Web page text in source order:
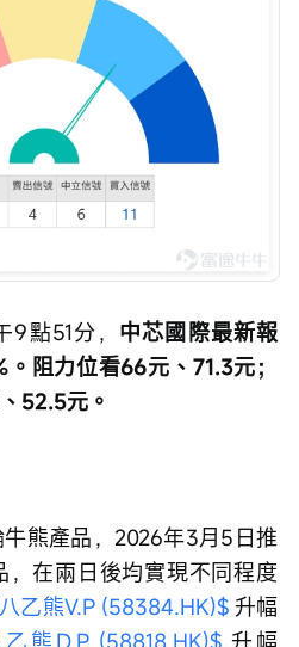
點51分， 中芯國際最新報
阻力位看66元、71.3元；
52.5元。
熊產品，2026年3月5日推
在兩日後均實現不同程度
乙熊V.P (58384.HK)$ 升幅
熊D.P (58818.HK)$ 升幅